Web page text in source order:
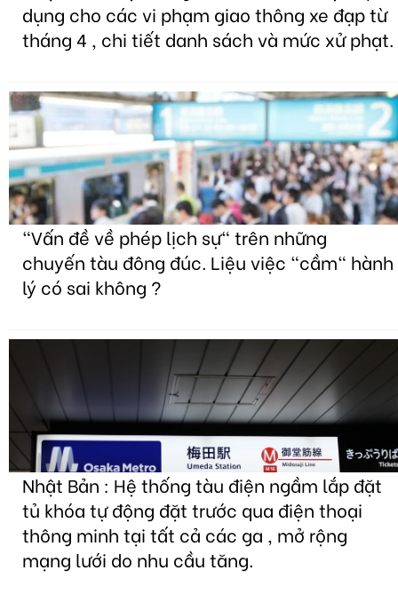
dụng cho các vi phạm giao thông xe đạp từ
tháng 4 , chi tiết danh sách và mức xử phạt.
"Vấn đề về phép lịch sự" trên những
chuyến tàu đông đúc. Liệu việc "cầm" hành
lý có sai không ?
Nhật Bản : Hệ thống tàu điện ngầm lắp đặt
tủ khóa tự động đặt trước qua điện thoại
thông minh tại tất cả các ga , mở rộng
mạng lưới do nhu cầu tăng.